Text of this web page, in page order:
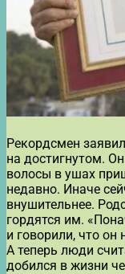
Рекордсмен
на достигнутом.
волосы в ушах
недавно. Иначе
внушительнее.
гордятся им.
и говорили, что он
А теперь люди
добился в жизни